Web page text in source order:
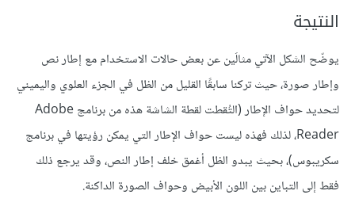
النتيجة
يوضّح الشكل الآتي مثالَين عن بعض حالات الاستخدام مع إطار نص
وإطار صورة، حيث تركنا سابقًا القليل من الظل في الجزء العلوي واليميني
لتحديد حواف الإطار (التُقطت لقطة الشاشة هذه من برنامج Adobe
Reader، لذلك فهذه ليست حواف الإطار التي يمكن رؤيتها في برنامج
سكريبوس)، بحيث يبدو الظل أغمق خلف إطار النص، وقد يرجع ذلك
فقط إلى التباين بين اللون الأبيض وحواف الصورة الداكنة.